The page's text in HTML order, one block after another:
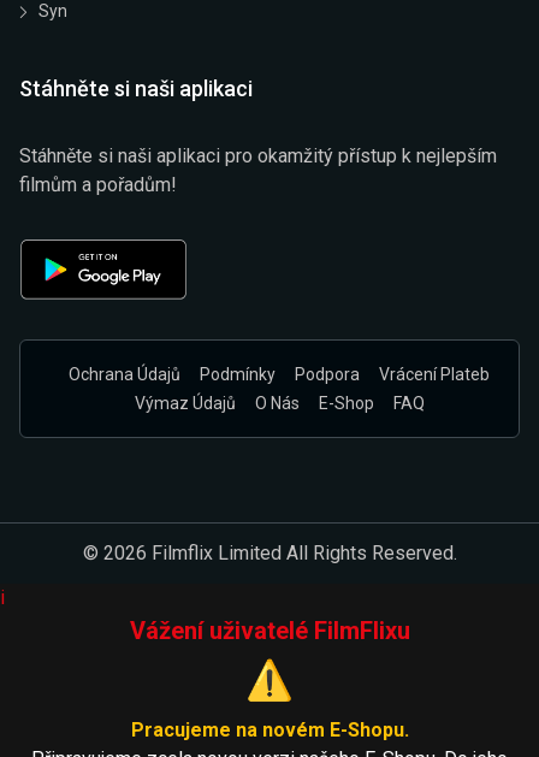
Syn
Stáhněte si naši aplikaci
Stáhněte si naši aplikaci pro okamžitý přístup k nejlepším
filmům a pořadům!
Ochrana Údajů Podmínky Podpora
Vrácení Plateb
Výmaz Údajů
O Nás E-Shop FAQ
© 2026 Filmflix Limited All Rights Reserved.
i
Vážení uživatelé FilmFlixu
⚠️
Pracujeme na novém E-Shopu.